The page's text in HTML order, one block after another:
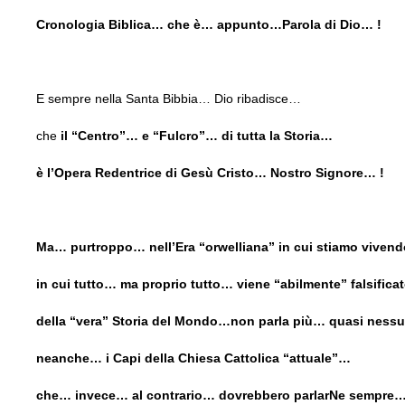
Cronologia Biblica… che è… appunto…Parola di Dio… !
E sempre nella Santa Bibbia… Dio ribadisce…
che il “Centro”… e “Fulcro”… di tutta la Storia…
è l’Opera Redentrice di Gesù Cristo… Nostro Signore… !
Ma… purtroppo… nell’Era “orwelliana” in cui stiamo
in cui tutto… ma proprio tutto… viene “abilmente”
della “vera” Storia del Mondo…non parla più… quasi
neanche… i Capi della Chiesa Cattolica “attuale”…
che… invece… al contrario… dovrebbero parlarNe sempre…